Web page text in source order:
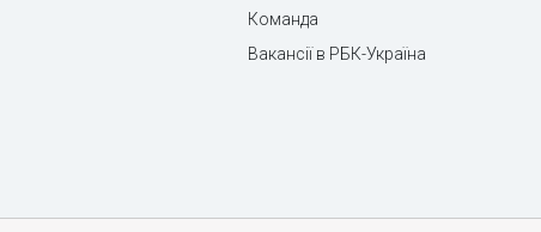
Команда
Вакансії в РБК-Україна